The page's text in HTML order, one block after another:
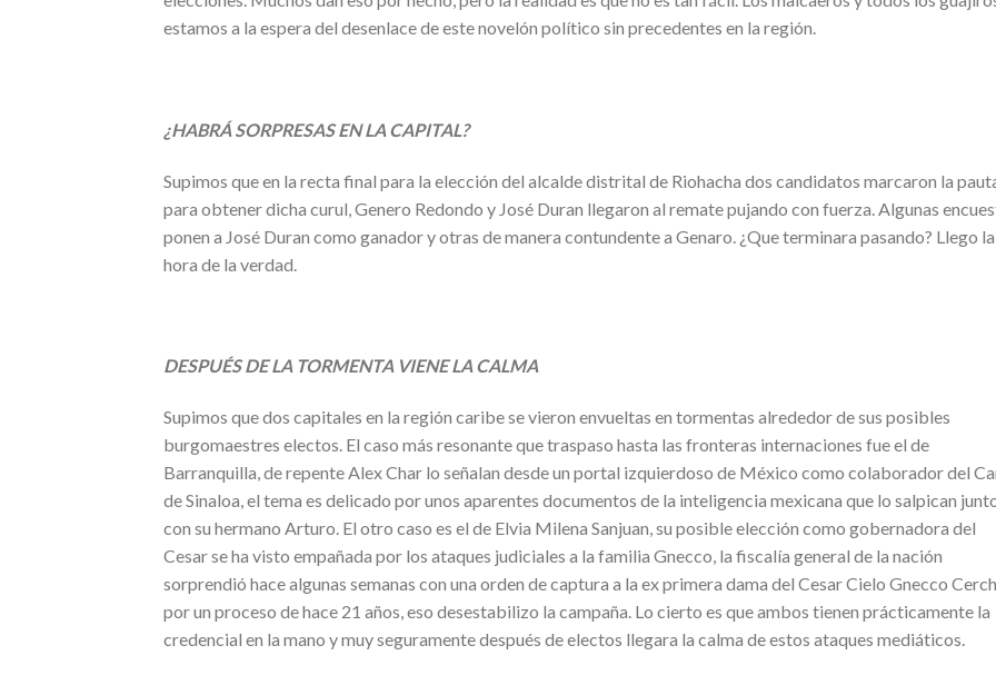
estamos a la espera del desenlace de este novelón político sin precedentes en la región.
¿HABRÁ SORPRESAS EN LA CAPITAL?
Supimos que en la recta final para la elección del alcalde distrital de Riohacha dos candidatos marcaron la
para obtener dicha curul, Genero Redondo y José Duran llegaron al remate pujando con fuerza. Algunas
ponen a José Duran como ganador y otras de manera contundente a Genaro. ¿Que terminara pasando? Llego la
hora de la verdad.
DESPUÉS DE LA TORMENTA VIENE LA CALMA
Supimos que dos capitales en la región caribe se vieron envueltas en tormentas alrededor de sus posibles
burgomaestres electos. El caso más resonante que traspaso hasta las fronteras internaciones fue el de
Barranquilla, de repente Alex Char lo señalan desde un portal izquierdoso de México como colaborador del
de Sinaloa, el tema es delicado por unos aparentes documentos de la inteligencia mexicana que lo salpican
con su hermano Arturo. El otro caso es el de Elvia Milena Sanjuan, su posible elección como gobernadora del
Cesar se ha visto empañada por los ataques judiciales a la familia Gnecco, la fiscalía general de la nación
sorprendió hace algunas semanas con una orden de captura a la ex primera dama del Cesar Cielo Gnecco
por un proceso de hace 21 años, eso desestabilizo la campaña. Lo cierto es que ambos tienen prácticamente la
credencial en la mano y muy seguramente después de electos llegara la calma de estos ataques mediáticos.